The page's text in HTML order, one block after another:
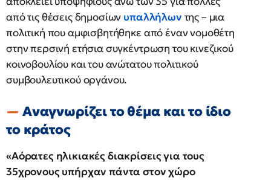
από τις θέσεις δημοσίων υπαλλήλων της – μια
πολιτική που αμφισβητήθηκε από έναν νομοθέτη
στην περσινή ετήσια συγκέντρωση του κινεζικού
κοινοβουλίου και του ανώτατου πολιτικού
συμβουλευτικού οργάνου.
Αναγνωρίζει το θέμα και το ίδιο
το κράτος
«Αόρατες ηλικιακές διακρίσεις για τους
35χρονους υπήρχαν πάντα στον χώρο